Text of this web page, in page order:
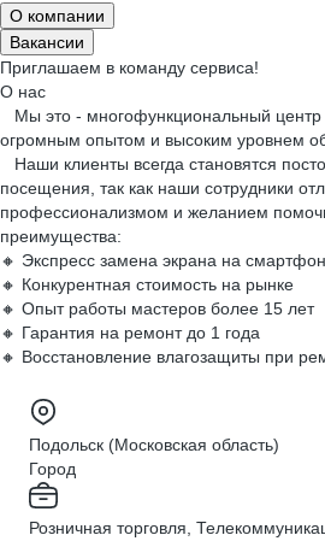
О компании
Вакансии
Приглашаем в команду сервиса!
О нас
Мы это - многофункциональный центр
огромным опытом и высоким уровнем
Наши клиенты всегда становятся
посещения, так как наши сотрудники
профессионализмом и желанием
преимущества:
🔸 Экспресс замена экрана на
🔸 Конкурентная стоимость на рынке
🔸 Опыт работы мастеров более 15 лет
🔸 Гарантия на ремонт до 1 года
🔸 Восстановление влагозащиты при
Подольск (Московская область)
Город
Розничная торговля,